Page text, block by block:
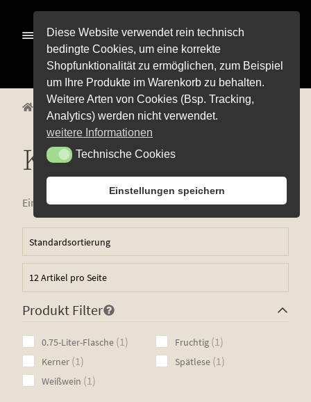
Navigation
springen
Inhalt
springen
Menü
Alle Pro­duk­te
Pre­mi­um-Wei­ne
Rot­wei­ne
Weiß­wei­ne
öffnen
Blanc de Noirs
Char­don­nay
Grau­bur­gun­der
Ker­ner
Mül­ler-Thur­gau
Ries­ling
Riva­ner
Start Alle Produkte Weißweine Kerner
Kerner
Einzelnes Ergebnis wird angezeigt
Produkt Filter
0.75-Liter-Flasche 1 1
product
Fruchtig 1 1
product
Kerner 1 1
product
Spätlese 1 1
Weißwein 1 1
Diese Website verwendet rein technisch
bedingte Cookies, um eine korrekte
Shopfunktionalität zu ermöglichen, zum Beispiel
um Ihre Produkte im Warenkorb zu behalten.
Weitere Arten von Cookies (Bsp. Tracking,
Analytics) werden nicht verwendet.
weitere Informationen
Technische Cookies
Technische Cookies
Einstellungen speichern